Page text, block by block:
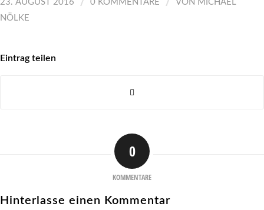
23. AUGUST 2016 0 KOMMENTARE VON MICHAEL
NÖLKE
Eintrag teilen
0
KOMMENTARE
Hinterlasse einen Kommentar